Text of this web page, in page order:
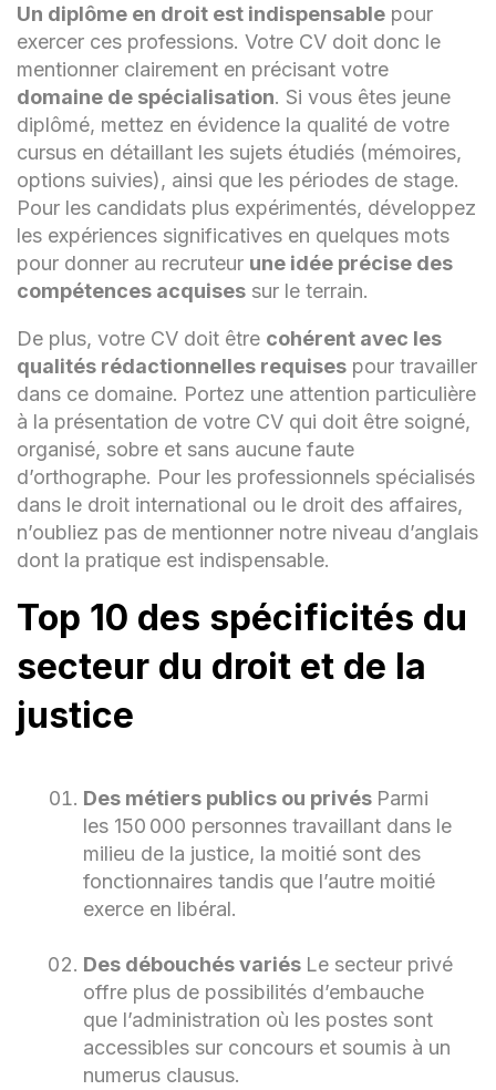
Un diplôme en droit est indispensable pour
exercer ces professions. Votre CV doit donc le
mentionner clairement en précisant votre
domaine de spécialisation. Si vous êtes jeune
diplômé, mettez en évidence la qualité de votre
cursus en détaillant les sujets étudiés (mémoires,
options suivies), ainsi que les périodes de stage.
Pour les candidats plus expérimentés, développez
les expériences significatives en quelques mots
pour donner au recruteur une idée précise des
compétences acquises sur le terrain.
De plus, votre CV doit être cohérent avec les
qualités rédactionnelles requises pour travailler
dans ce domaine. Portez une attention particulière
à la présentation de votre CV qui doit être soigné,
organisé, sobre et sans aucune faute
d’orthographe. Pour les professionnels spécialisés
dans le droit international ou le droit des affaires,
n’oubliez pas de mentionner notre niveau d’anglais
dont la pratique est indispensable.
Top 10 des spécificités du
secteur du droit et de la
justice
Des métiers publics ou privés Parmi
les 150 000 personnes travaillant dans le
milieu de la justice, la moitié sont des
fonctionnaires tandis que l’autre moitié
exerce en libéral.
Des débouchés variés Le secteur privé
offre plus de possibilités d’embauche
que l’administration où les postes sont
accessibles sur concours et soumis à un
numerus clausus.